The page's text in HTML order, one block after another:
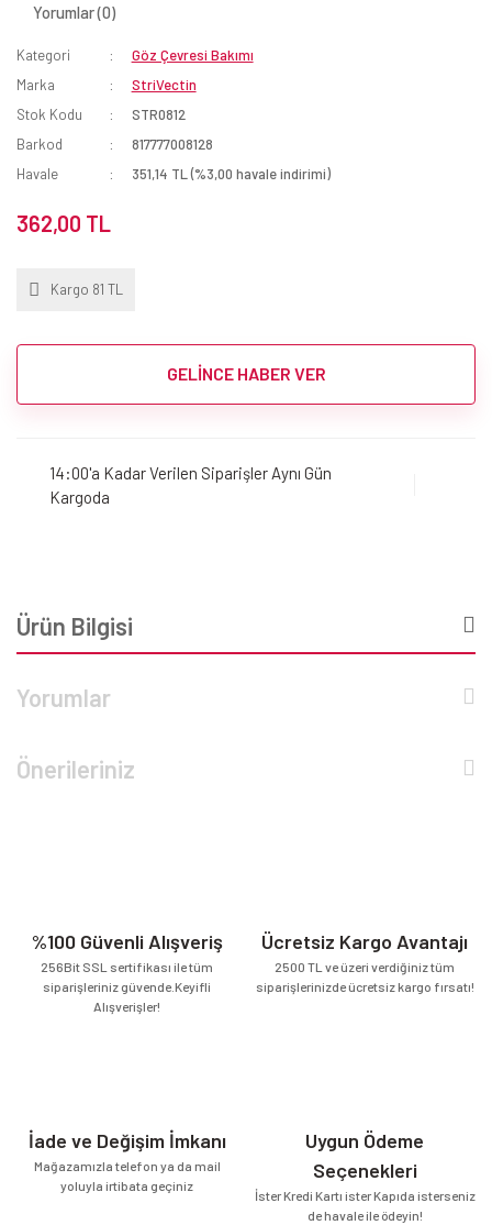
Yorumlar (0)
Kategori
Göz Çevresi Bakımı
Marka
StriVectin
Stok Kodu
STR0812
Barkod
817777008128
Havale
351,14 TL (%3,00 havale indirimi)
362,00 TL
Kargo 81 TL
GELİNCE HABER VER
14:00'a Kadar Verilen Siparişler Aynı Gün
Kargoda
Ürün Bilgisi
Yorumlar
Önerileriniz
%100 Güvenli Alışveriş
256Bit SSL sertifikası ile tüm
siparişleriniz güvende.Keyifli
Alışverişler!
Ücretsiz Kargo Avantajı
2500 TL ve üzeri verdiğiniz tüm
siparişlerinizde ücretsiz kargo fırsatı!
İade ve Değişim İmkanı
Mağazamızla telefon ya da mail
yoluyla irtibata geçiniz
Uygun Ödeme
Seçenekleri
İster Kredi Kartı ister Kapıda isterseniz
de havale ile ödeyin!